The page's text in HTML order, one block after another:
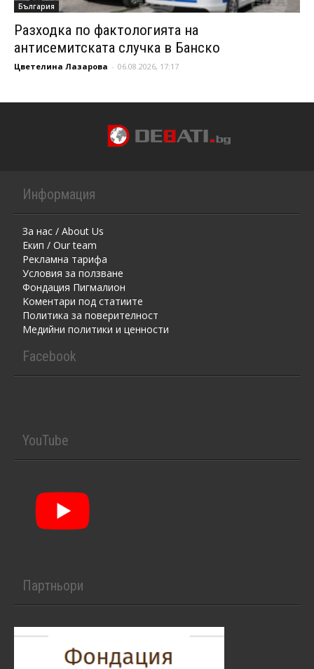
България
Разходка по фактологията на
антисемитската случка в Банско
Цветелина Лазарова - 06.08.2026, 17:17
Информация
За нас / About Us
Екип / Our team
Рекламна тарифа
Условия за ползване
Фондация Пигмалион
Kоментaри под статиите
Политика за поверителност
Медийни политики и ценности
Facebook
YouTube
Партньори